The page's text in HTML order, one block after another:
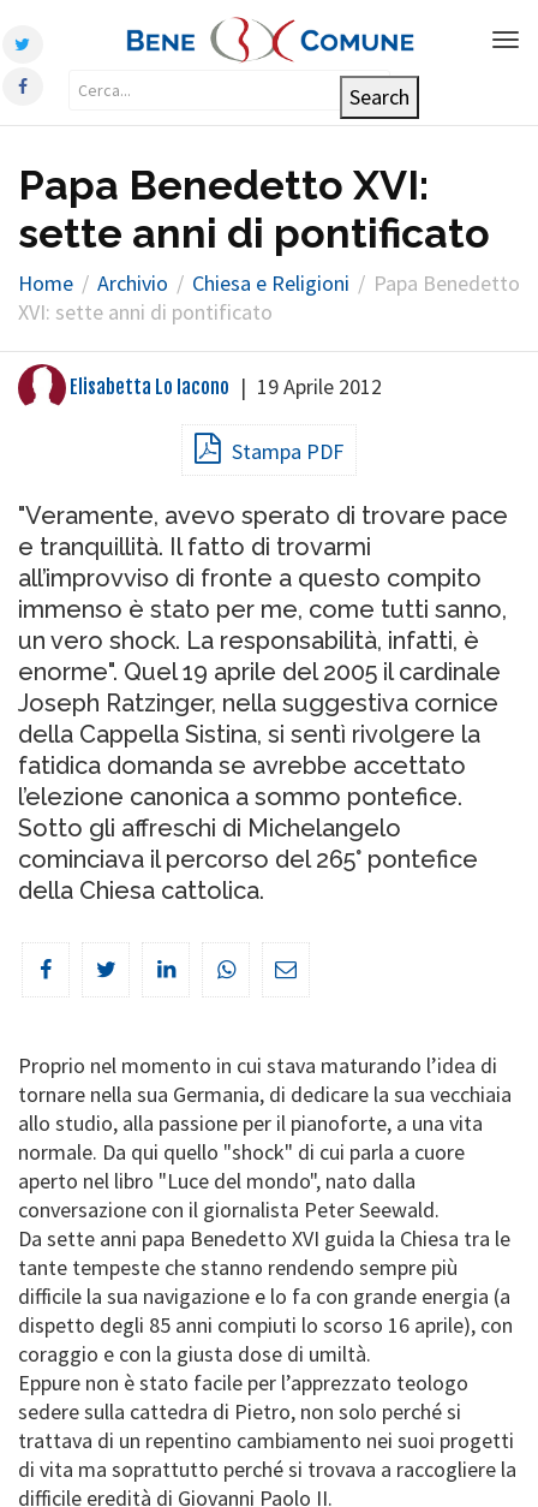
Papa Benedetto XVI:
sette anni di pontificato
Home Archivio Chiesa e Religioni
Papa Benedetto
XVI: sette anni di pontificato
Elisabetta Lo Iacono | 19 Aprile 2012
Stampa PDF
"Veramente, avevo sperato di trovare pace
e tranquillità. Il fatto di trovarmi
all’improvviso di fronte a questo compito
immenso è stato per me, come tutti sanno,
un vero shock. La responsabilità, infatti, è
enorme". Quel 19 aprile del 2005 il cardinale
Joseph Ratzinger, nella suggestiva cornice
della Cappella Sistina, si sentì rivolgere la
fatidica domanda se avrebbe accettato
l’elezione canonica a sommo pontefice.
Sotto gli affreschi di Michelangelo
cominciava il percorso del 265° pontefice
della Chiesa cattolica.
Proprio nel momento in cui stava maturando l’idea di
tornare nella sua Germania, di dedicare la sua vecchiaia
allo studio, alla passione per il pianoforte, a una vita
normale. Da qui quello "shock" di cui parla a cuore
aperto nel libro "Luce del mondo", nato dalla
conversazione con il giornalista Peter Seewald.
Da sette anni papa Benedetto XVI guida la Chiesa tra le
tante tempeste che stanno rendendo sempre più
difficile la sua navigazione e lo fa con grande energia (a
dispetto degli 85 anni compiuti lo scorso 16 aprile), con
coraggio e con la giusta dose di umiltà.
Eppure non è stato facile per l’apprezzato teologo
sedere sulla cattedra di Pietro, non solo perché si
trattava di un repentino cambiamento nei suoi progetti
di vita ma soprattutto perché si trovava a raccogliere la
difficile eredità di Giovanni Paolo II.